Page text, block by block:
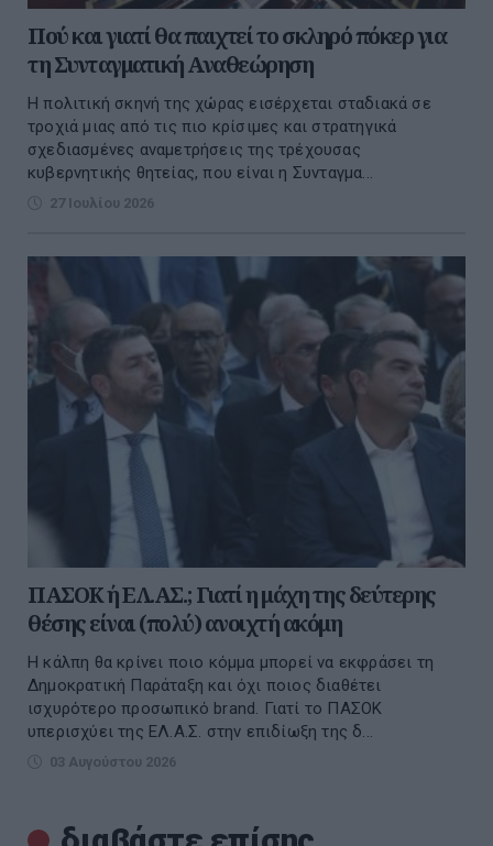
Πού και γιατί θα παιχτεί το σκληρό πόκερ για
τη Συνταγματική Αναθεώρηση
Η πολιτική σκηνή της χώρας εισέρχεται σταδιακά σε
τροχιά μιας από τις πιο κρίσιμες και στρατηγικά
σχεδιασμένες αναμετρήσεις της τρέχουσας
κυβερνητικής θητείας, που είναι η Συνταγμα...
27 Ιουλίου 2026
ΠΑΣΟΚ ή ΕΛ.ΑΣ.; Γιατί η μάχη της δεύτερης
θέσης είναι (πολύ) ανοιχτή ακόμη
Η κάλπη θα κρίνει ποιο κόμμα μπορεί να εκφράσει τη
Δημοκρατική Παράταξη και όχι ποιος διαθέτει
ισχυρότερο προσωπικό brand. Γιατί το ΠΑΣΟΚ
υπερισχύει της ΕΛ.Α.Σ. στην επιδίωξη της δ...
03 Αυγούστου 2026